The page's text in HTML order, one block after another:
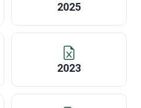
2025
2023